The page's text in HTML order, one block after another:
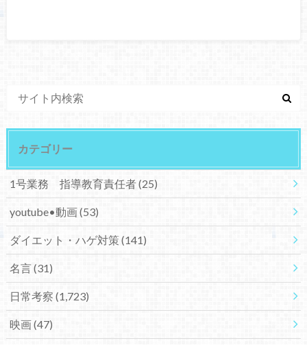
カテゴリー
1号業務 指導教育責任者(25)
youtube•動画(53)
ダイエット・ハゲ対策(141)
名言(31)
日常考察 (1,723)
映画(47)